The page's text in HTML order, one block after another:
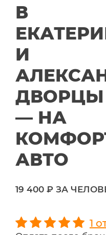
ЭКСКУРСИИ ПО СОЧИ
О НАС
В
И
ДВОРЦЫ
— НА
АВТО
19 400 ₽ ЗА
1